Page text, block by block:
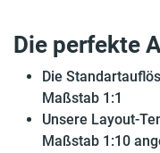
Die perfekte
Die
Maßstab 1:1
Unsere Layout-
Maßstab 1:10